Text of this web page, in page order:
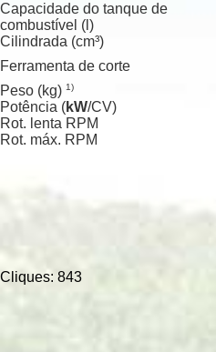
Capacidade do tanque de
combustível (l)
Cilindrada (cm³)
Ferramenta de corte
Peso (kg) 1)
Potência (kW/CV)
Rot. lenta RPM
Rot. máx. RPM
Cliques: 843